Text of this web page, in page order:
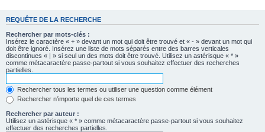
REQUÊTE DE LA RECHERCHE
Rechercher par mots-clés :
Insérez le caractère « + » devant un mot qui doit être trouvé et « - » devant un mot qui
doit être ignoré. Insérez une liste de mots séparés entre des barres verticales
discontinues « | » si seul un des mots doit être trouvé. Utilisez un astérisque « * »
comme métacaractère passe-partout si vous souhaitez effectuer des recherches
partielles.
Rechercher tous les termes ou utiliser une question comme élément
Rechercher n’importe quel de ces termes
Rechercher par auteur :
Utilisez un astérisque « * » comme métacaractère passe-partout si vous souhaitez
effectuer des recherches partielles.